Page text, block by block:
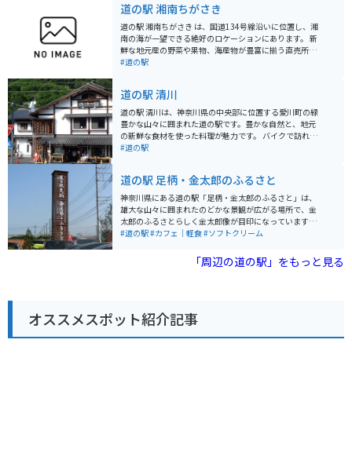
道の駅 湘南ちがさき
道の駅 湘南ちがさき は、国道134号線沿いに位置し、湘
南の海が一望できる絶好のロケーションにあります。 新
鮮な地元産の野菜や果物、海産物が豊富に揃う直売所
は、湘南の豊かな恵みを感じられるスポットです。朝ど
た、レストランでは、しらす丼や地魚を使った料理な
ど、地元の食材を活かしたメニューが楽しめます。海を
眺めながら食事ができるテラス席もあり、潮風を感じな
がらゆったりとした時間を過ごせます。 バイクで訪れる
方には、無料の駐輪場が用意されているので安心です。
には、江の島や鎌倉などの人気観光スポットも点在して
おり、足を延ばしてみるのも良いでしょう。 道の駅 湘南
ちがさき では、定期的にイベントも開催されています。
地元のアーティストによるライブや、季節のイベントな
ど、湘南の文化に触れることができる機会です。イベン
ト情報は、公式ウェブサイトで確認できます。 お土産に
を使ったお菓子などがおすすめです。 少し足を延ばせ
#道の駅
道の駅 清川
道の駅 清川は、神奈川県の中央部に位置する愛川町の緑
豊かな山々に囲まれた道の駅です。豊かな自然と、地元
の新鮮な食材を使った料理が魅力です。 バイクで訪れる
際は、宮ヶ瀬湖やヤビツ峠など、周辺のワインディング
品である、新鮮な野菜や果物、手作りジャムなどが人気
です。また、レストランでは、地元産の食材をふんだん
に使った料理を楽しむことができます。特に、地元産の
猪肉を使った「猪肉丼」は、ここでしか味わえない人気
メニューです。
#道の駅
道の駅 足柄・金太郎のふるさと
神奈川県にある道の駅「足柄・金太郎のふるさと」は、
雄大な山々に囲まれたのどかな景観が広がる場所で、金
太郎のふるさとらしく金太郎像が目印になっています。
リニューアルされた施設は清潔感があり、広くはない店
しさがあります。地元のお肉やそばなどグルメも充実し
ており、ドライブやツーリングの休憩スポットとして最
る寄り道スポットです。
#道の駅#カフェ｜軽食#ソフトクリーム
「周辺の道の駅」をもっと見る
オススメスポット紹介記事